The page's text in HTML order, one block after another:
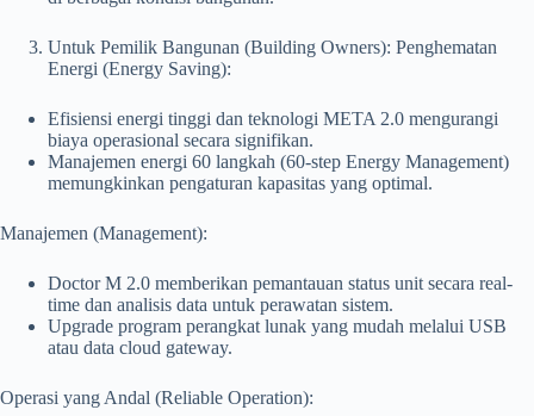
Untuk Pemilik Bangunan (Building Owners): Penghematan
Energi (Energy Saving):
Efisiensi energi tinggi dan teknologi META 2.0 mengurangi
biaya operasional secara signifikan.
Manajemen energi 60 langkah (60-step Energy Management)
memungkinkan pengaturan kapasitas yang optimal.
Manajemen (Management):
Doctor M 2.0 memberikan pemantauan status unit secara real-
time dan analisis data untuk perawatan sistem.
Upgrade program perangkat lunak yang mudah melalui USB
atau data cloud gateway.
Operasi yang Andal (Reliable Operation):